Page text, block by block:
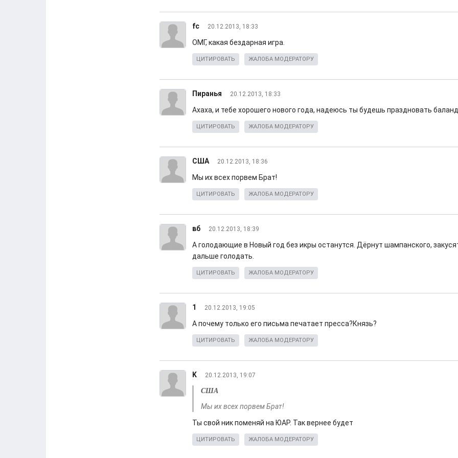
fc 20.12.2013, 18:33
ОМГ, какая бездарная игра.
ЦИТИРОВАТЬ ЖАЛОБА МОДЕРАТОРУ
Пиранья 20.12.2013, 18:33
Ахаха, и тебе хорошего нового года, надеюсь ты будешь праздновать
ЦИТИРОВАТЬ ЖАЛОБА МОДЕРАТОРУ
США 20.12.2013, 18:36
Мы их всех порвем Брат!
ЦИТИРОВАТЬ ЖАЛОБА МОДЕРАТОРУ
вб 20.12.2013, 18:39
А голодающие в Новый год без икры останутся. Дёрнут шампанского,
дальше голодать.
ЦИТИРОВАТЬ ЖАЛОБА МОДЕРАТОРУ
1 20.12.2013, 19:05
А почему только его письма печатает пресса?Князь?
ЦИТИРОВАТЬ ЖАЛОБА МОДЕРАТОРУ
K 20.12.2013, 19:07
США
Мы их всех порвем Брат!
Ты свой ник поменяй на ЮАР. Так вернее будет
ЦИТИРОВАТЬ ЖАЛОБА МОДЕРАТОРУ